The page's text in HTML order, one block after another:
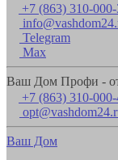
+7 (863) 310-
Telegram
Max
Ваш Дом Профи -
+7 (863) 310-
Ваш Дом